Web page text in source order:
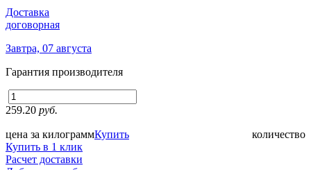
Доставка
договорная
Завтра, 07 августа
Гарантия производителя
259.20 руб.
цена за килограмм количество
Купить
Купить в 1 клик
Расчет доставки